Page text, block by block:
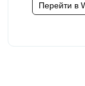
Перейти в